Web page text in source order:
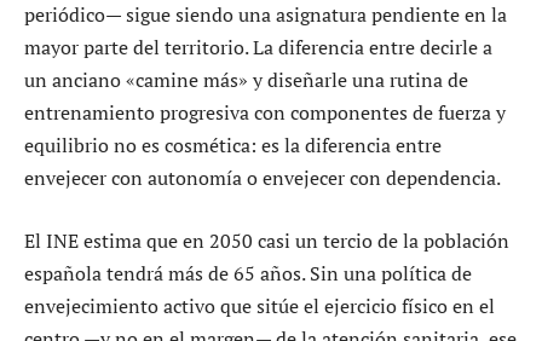
periódico— sigue siendo una asignatura pendiente en la
mayor parte del territorio. La diferencia entre decirle a
un anciano «camine más» y diseñarle una rutina de
entrenamiento progresiva con componentes de fuerza y
equilibrio no es cosmética: es la diferencia entre
envejecer con autonomía o envejecer con dependencia.
El INE estima que en 2050 casi un tercio de la población
española tendrá más de 65 años. Sin una política de
envejecimiento activo que sitúe el ejercicio físico en el